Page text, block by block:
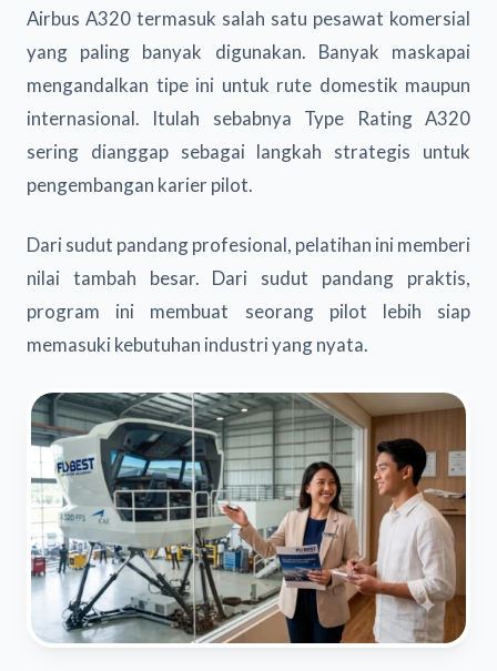
Airbus A320 termasuk salah satu pesawat komersial
yang paling banyak digunakan. Banyak maskapai
mengandalkan tipe ini untuk rute domestik maupun
internasional. Itulah sebabnya Type Rating A320
sering dianggap sebagai langkah strategis untuk
pengembangan karier pilot.
Dari sudut pandang profesional, pelatihan ini memberi
nilai tambah besar. Dari sudut pandang praktis,
program ini membuat seorang pilot lebih siap
memasuki kebutuhan industri yang nyata.